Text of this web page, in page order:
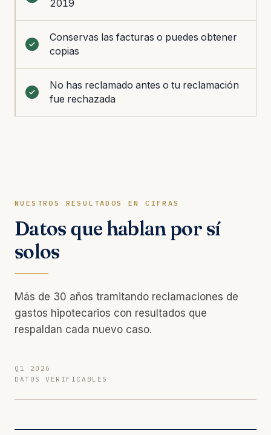
2019
Conservas las facturas o puedes obtener
copias
No has reclamado antes o tu reclamación
fue rechazada
NUESTROS RESULTADOS EN CIFRAS
Datos que hablan por sí
solos
Más de 30 años tramitando reclamaciones de
gastos hipotecarios con resultados que
respaldan cada nuevo caso.
Q1 2026
DATOS VERIFICABLES